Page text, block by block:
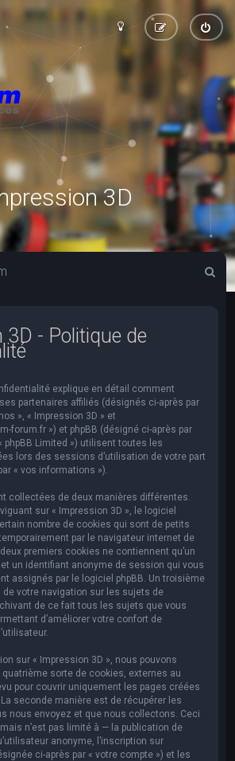
3D
3D - Politique de
explique en détail comment
partenaires affiliés (désignés ci-après par
», « Impression 3D » et
forum.fr ») et phpBB (désigné ci-après par
phpBB Limited ») utilisent toutes les
lors des sessions d’utilisation de votre part
« vos informations »).
collectées de deux manières différentes.
sur « Impression 3D », le logiciel
nombre de cookies qui sont de petits
par le navigateur internet de
premiers cookies ne contiennent qu’un
un identifiant anonyme de session qui vous
assignés par le logiciel phpBB. Un troisième
de votre navigation sur les sujets de
de ce fait tous les sujets que vous
d’améliorer votre confort de
sur « Impression 3D », nous pouvons
sorte de cookies, externes au
pour couvrir uniquement les pages créées
seconde manière est de récupérer les
nous envoyez et que nous collectons. Ceci
n’est pas limité à — la publication de
anonyme, l’inscription sur
ci-après par « votre compte ») et les